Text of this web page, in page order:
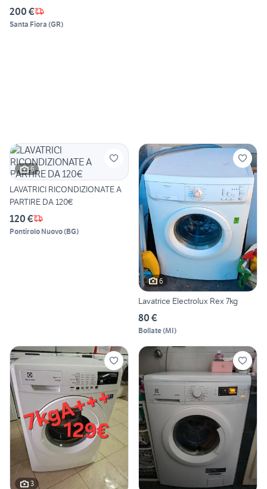
200 €
Santa Fiora (GR)
6
LAVATRICI RICONDIZIONATE A
PARTIRE DA 120€
120 €
Pontirolo Nuovo(BG)
6
Lavatrice Electrolux Rex 7kg
80 €
Bollate(MI)
3